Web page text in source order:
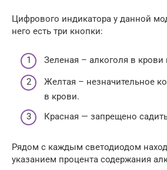
Цифрового индикатора у данной
него есть три кнопки:
Зеленая – алкоголя в крови
Желтая – незначительное
в крови.
Красная — запрещено
Рядом с каждым светодиодом
указанием процента содержания